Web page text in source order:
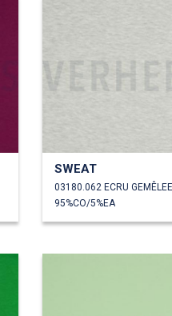
SWEAT
03180.062 ECRU
95%CO/5%EA